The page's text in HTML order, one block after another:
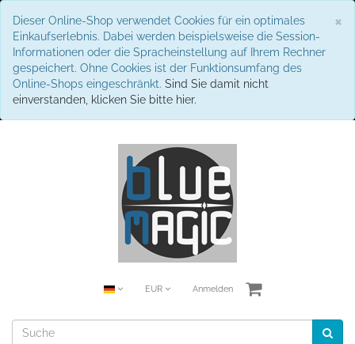
×
Dieser Online-Shop verwendet Cookies für ein optimales
Einkaufserlebnis. Dabei werden beispielsweise die Session-
Informationen oder die Spracheinstellung auf Ihrem Rechner
gespeichert. Ohne Cookies ist der Funktionsumfang des
Online-Shops eingeschränkt. Sind Sie damit nicht
einverstanden, klicken Sie bitte hier.
EUR Anmelden